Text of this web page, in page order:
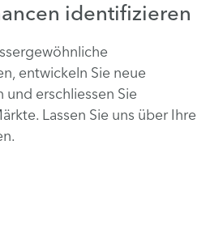
identifizieren
entwickeln Sie neue
und erschliessen Sie
Lassen Sie uns über Ihre